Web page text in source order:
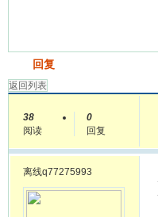
回复
返回列表
38
阅读
0
回复
离线q77275993